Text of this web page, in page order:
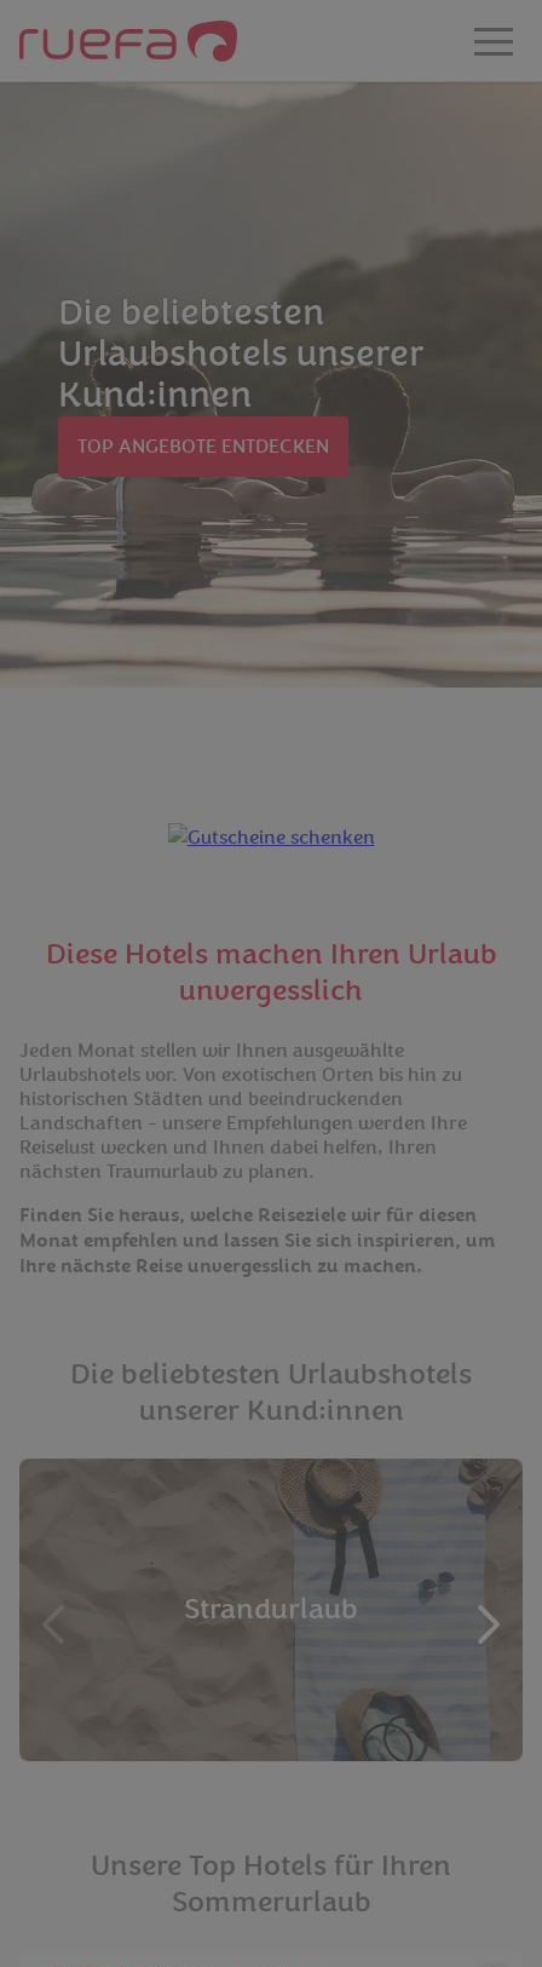
Zum Hauptinhalt springen
Die beliebtesten
Urlaubshotels unserer
Kund:innen
TOP ANGEBOTE ENTDECKEN
Diese Hotels machen Ihren Urlaub
unvergesslich
Jeden Monat stellen wir Ihnen ausgewählte
Urlaubshotels vor. Von exotischen Orten bis hin zu
historischen Städten und beeindruckenden
Landschaften - unsere Empfehlungen werden Ihre
Reiselust wecken und Ihnen dabei helfen, Ihren
nächsten Traumurlaub zu planen.
Finden Sie heraus, welche Reiseziele wir für diesen
Monat empfehlen und lassen Sie sich inspirieren, um
Ihre nächste Reise unvergesslich zu machen.
Die beliebtesten Urlaubshotels
unserer Kund:innen
Strandurlaub
Unsere Top Hotels für Ihren
Sommerurlaub